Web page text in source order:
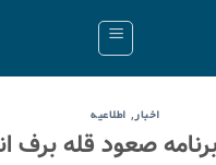
اخبار, اطلاعیه
صعود قله برف